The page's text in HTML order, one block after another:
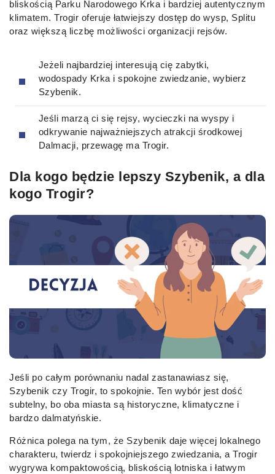
bliskością Parku Narodowego Krka i bardziej autentycznym
klimatem. Trogir oferuje łatwiejszy dostęp do wysp, Splitu
oraz większą liczbę możliwości organizacji rejsów.
Jeżeli najbardziej interesują cię zabytki,
wodospady Krka i spokojne zwiedzanie, wybierz
Szybenik.
Jeśli marzą ci się rejsy, wycieczki na wyspy i
odkrywanie najważniejszych atrakcji środkowej
Dalmacji, przewagę ma Trogir.
Dla kogo będzie lepszy Szybenik, a dla
kogo Trogir?
Jeśli po całym porównaniu nadal zastanawiasz się,
Szybenik czy Trogir, to spokojnie. Ten wybór jest dość
subtelny, bo oba miasta są historyczne, klimatyczne i
bardzo dalmatyńskie.
Różnica polega na tym, że Szybenik daje więcej lokalnego
charakteru, twierdz i spokojniejszego zwiedzania, a Trogir
wygrywa kompaktowością, bliskością lotniska i łatwym